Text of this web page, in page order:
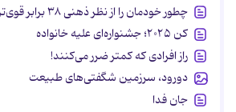
چطور خودمان را از نظر ذهنی ۳۸ برابر قوی‌تر کنیم؟
کن ۲۰۲۵؛ جشنواره‌ای علیه خانواده
راز افرادی که کمتر ضرر می‌کنند!
دورود، سرزمین شگفتی‌های طبیعت
جان فدا